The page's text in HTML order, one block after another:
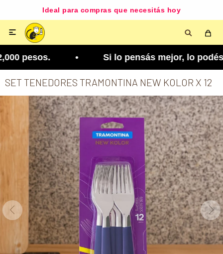
Ideal para compras que necesitás hoy

pesos. • Si lo pensás mejor, lo podés
SET TENEDORES TRAMONTINA NEW KOLOR X 12